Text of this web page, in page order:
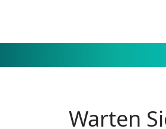
Warten